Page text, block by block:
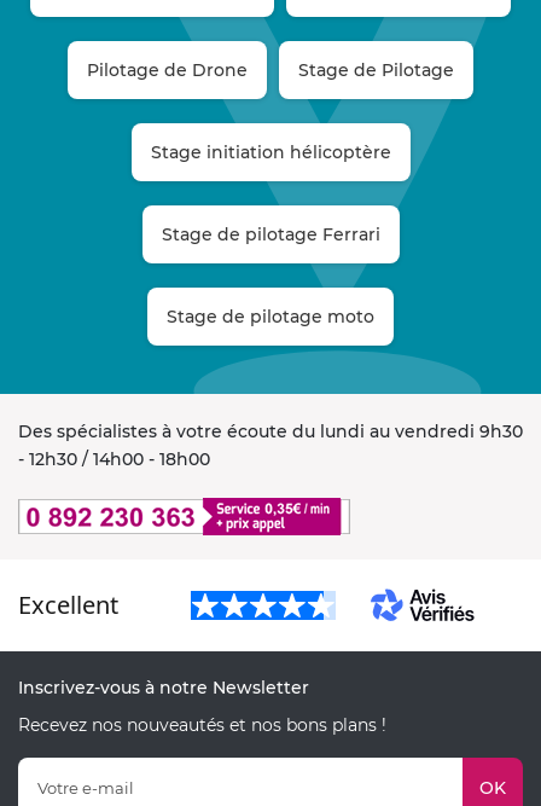
Pilotage de Drone Stage de Pilotage
Stage initiation hélicoptère
Stage de pilotage Ferrari
Stage de pilotage moto
Des spécialistes à votre écoute du lundi au vendredi 9h30
- 12h30 / 14h00 - 18h00
Excellent
Inscrivez-vous à notre Newsletter
Recevez nos nouveautés et nos bons plans !
OK